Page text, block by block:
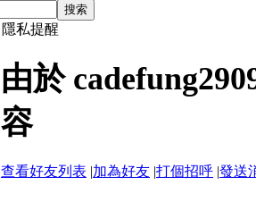
搜索
隱私提醒
由於
容
查看好友列表 |加為好友 |打個招呼 |發送